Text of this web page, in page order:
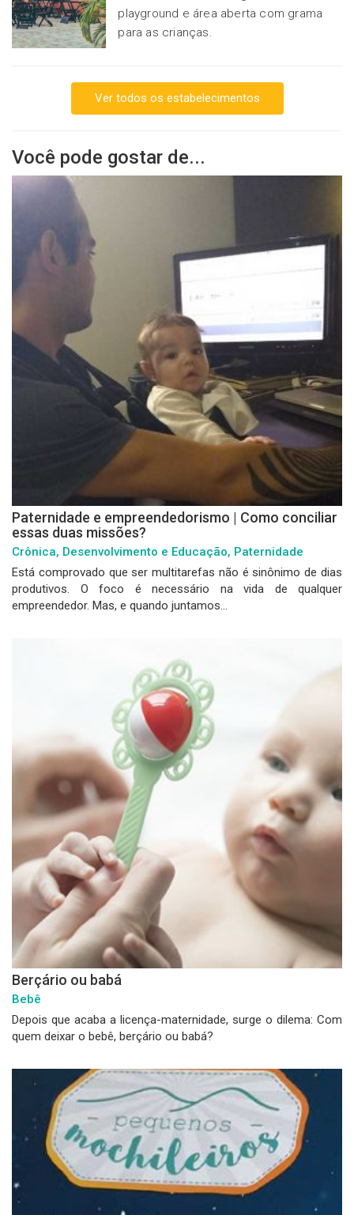
playground e área aberta com grama
para as crianças.
Ver todos os estabelecimentos
Você pode gostar de...
Paternidade e empreendedorismo | Como conciliar
essas duas missões?
Crônica, Desenvolvimento e Educação, Paternidade
Está comprovado que ser multitarefas não é sinônimo de dias
produtivos. O foco é necessário na vida de qualquer
empreendedor. Mas, e quando juntamos...
Berçário ou babá
Bebê
Depois que acaba a licença-maternidade, surge o dilema: Com
quem deixar o bebê, berçário ou babá?